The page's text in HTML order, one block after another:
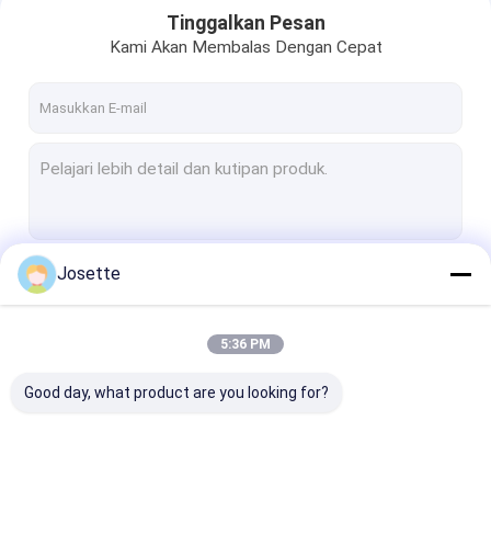
Wisata pabrik
Kontrol kualitas
Saringan Laboratorium Filter
Tinggalkan Pesan
Kami Akan Membalas Dengan Cepat
Josette
5:36 PM
Good day, what product are you looking for?